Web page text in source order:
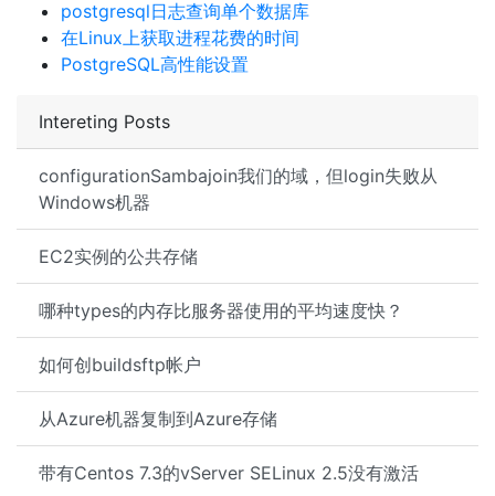
Intereting Posts
configurationSambajoin我们的域，但login失败从
Windows机器
EC2实例的公共存储
哪种types的内存比服务器使用的平均速度快？
如何创buildsftp帐户
从Azure机器复制到Azure存储
带有Centos 7.3的vServer SELinux 2.5没有激活
postgresql日志查询单个数据库
在Linux上获取进程花费的时间
PostgreSQL高性能设置